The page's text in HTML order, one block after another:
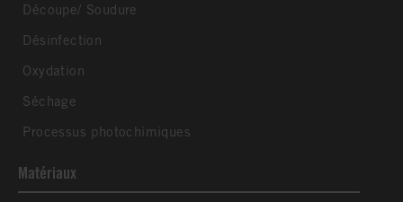
Découpe/ Soudure
Désinfection
Oxydation
Séchage
Processus photochimiques
Matériaux